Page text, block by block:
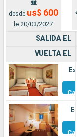
desde us$ 600
le 20/03/2027
SALIDA EL
VUELTA EL
Puertos